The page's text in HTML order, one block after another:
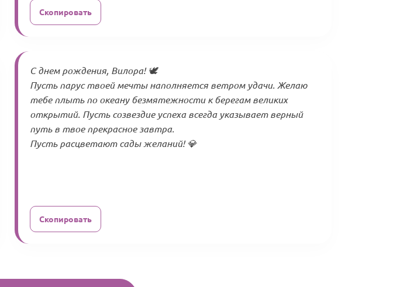
Скопировать
С днем рождения, Вилора! 🕊️
Пусть парус твоей мечты наполняется ветром удачи. Желаю
тебе плыть по океану безмятежности к берегам великих
открытий. Пусть созвездие успеха всегда указывает верный
путь в твое прекрасное завтра.
Пусть расцветают сады желаний! 💎
Скопировать